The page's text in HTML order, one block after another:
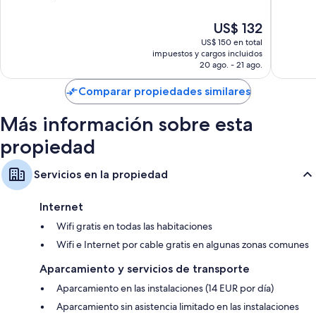
El
precio
actual
es
de
US$ 132
US$ 132
US$ 150 en total
impuestos y cargos incluidos
20 ago. - 21 ago.
Comparar propiedades similares
Más información sobre esta
propiedad
Servicios en la propiedad
Internet
Wifi gratis en todas las habitaciones
Wifi e Internet por cable gratis en algunas zonas comunes
Aparcamiento y servicios de transporte
Aparcamiento en las instalaciones (14 EUR por día)
Aparcamiento sin asistencia limitado en las instalaciones